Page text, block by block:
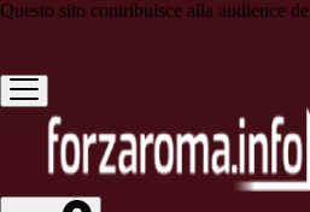
Questo sito contribuisce alla audience de